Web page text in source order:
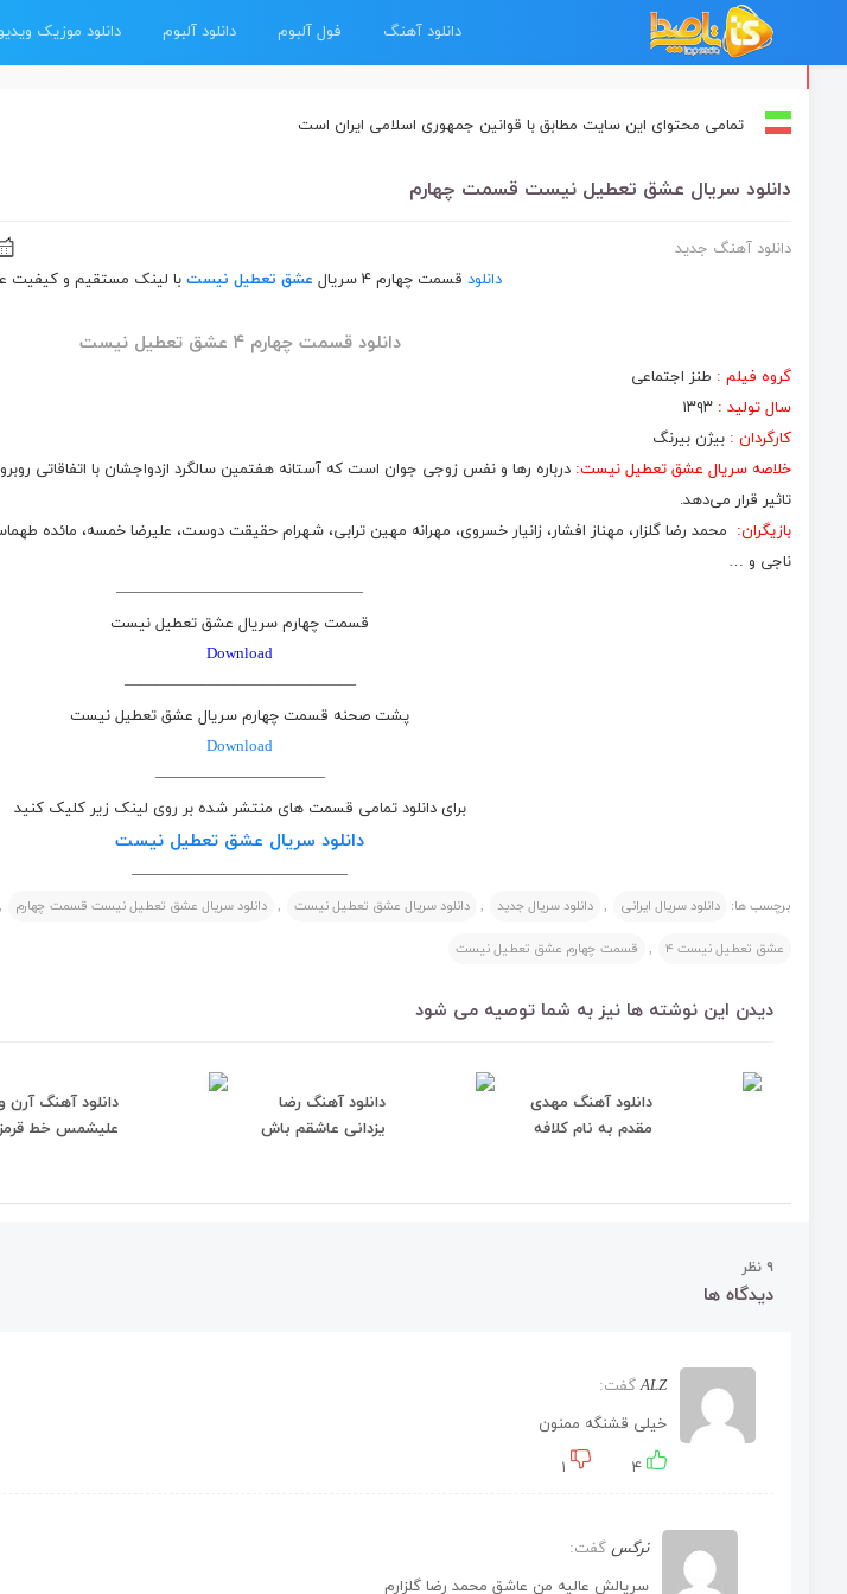
دانلود آهنگ فول آلبوم دانلود آلبوم دانلود موزیک ویدیو
تمامی محتوای این سایت مطابق با قوانین جمهوری اسلامی ایران است
دانلود سریال عشق تعطیل نیست قسمت چهارم
دانلود آهنگ جدید
دانلود قسمت چهارم ۴ سریال عشق تعطیل نیست با لینک مستقیم و کیفیت
دانلود قسمت چهارم ۴ عشق تعطیل نیست
گروه فیلم : طنز اجتماعی
سال تولید :
کارگردان : بیژن بیرنگ
خلاصه سریال عشق تعطیل نیست: درباره‌‌ رها و نفس زوجی جوان است که آستانه هفتمین سالگرد ازدواجشان با اتفاقاتی
تاثیر قرار می‌دهد.
بازیگران: محمد رضا گلزار، مهناز افشار، زانیار خسروی، مهرانه مهین ترابی، شهرام حقیقت دوست، علیرضا خمسه، مائده
ناجی و …
————————————————
قسمت چهارم سریال عشق تعطیل نیست
Download
———————————————
پشت صحنه قسمت چهارم سریال عشق تعطیل نیست
Download
———————————
برای دانلود تمامی قسمت های منتشر شده بر روی لینک زیر کلیک کنید
دانلود سریال عشق تعطیل نیست
——————————————
برچسب ها: دانلود سریال ایرانی , دانلود سریال جدید , دانلود سریال عشق تعطیل نیست , دانلود سریال عشق تعطیل نیست قسمت چهارم ,
عشق تعطیل نیست ۴ , قسمت چهارم عشق تعطیل نیست
دیدن این نوشته ها نیز به شما توصیه می شود
دانلود آهنگ مهدی
مقدم به نام کلافه
دانلود آهنگ رضا
یزدانی عاشقم باش
دانلود آهنگ آرن
علیشمس خط
۹ نظر
دیدگاه ها
ALZ گفت:
خیلی قشنگه ممنون
۴ ۱
نرگس گفت:
سریالش عالیه من عاشق محمد رضا گلزارم